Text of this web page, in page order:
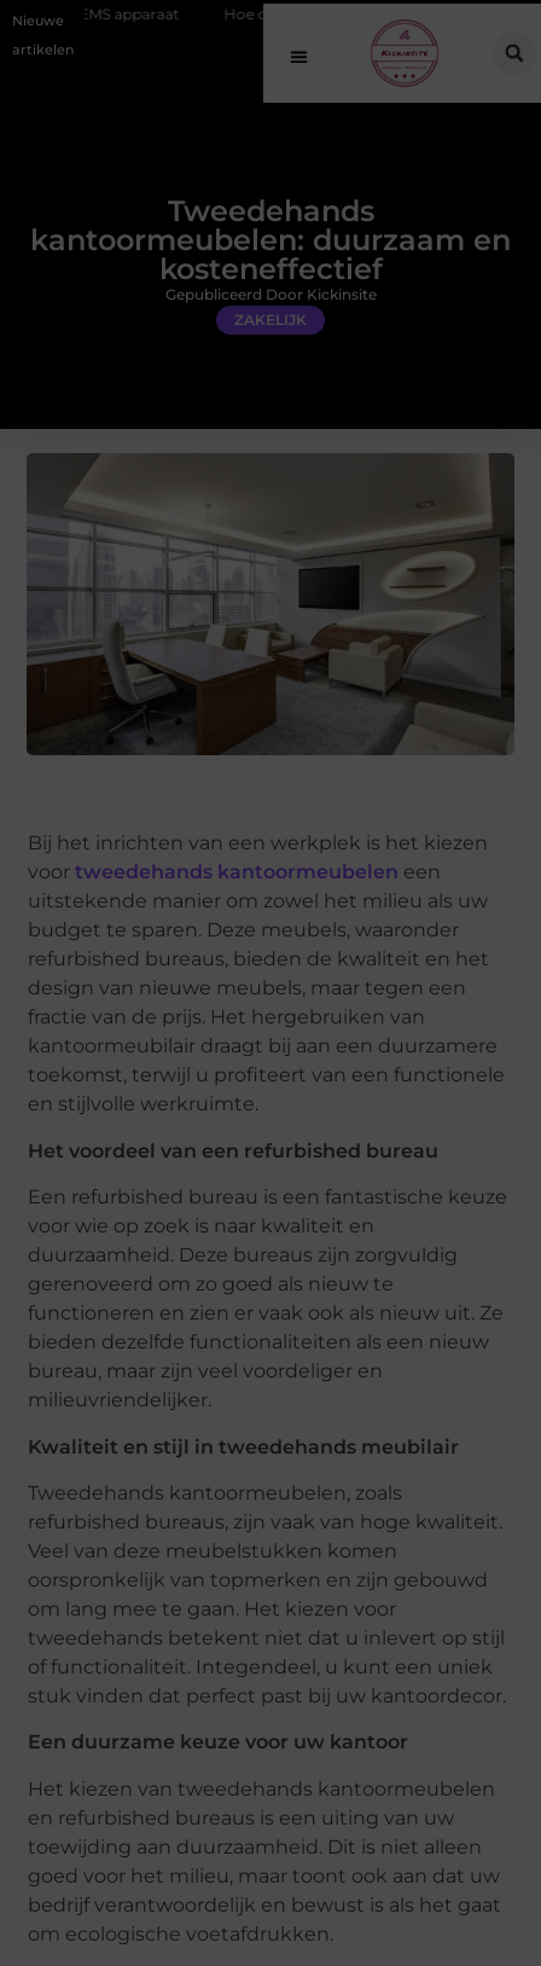
Nieuwe
artikelen
Hoe online vindbaarheid verandert in 2026
Tweedehands
kantoormeubelen: duurzaam en
kosteneffectief
ZAKELIJK
Gepubliceerd Door Kickinsite
Bij het inrichten van een werkplek is het kiezen
voortweedehands kantoormeubelen een
uitstekende manier om zowel het milieu als uw
budget te sparen. Deze meubels, waaronder
refurbished bureaus, bieden de kwaliteit en het
design van nieuwe meubels, maar tegen een
fractie van de prijs. Het hergebruiken van
kantoormeubilair draagt bij aan een duurzamere
toekomst, terwijl u profiteert van een functionele
en stijlvolle werkruimte.
Het voordeel van een refurbished bureau
Een refurbished bureau is een fantastische keuze
voor wie op zoek is naar kwaliteit en
duurzaamheid. Deze bureaus zijn zorgvuldig
gerenoveerd om zo goed als nieuw te
functioneren en zien er vaak ook als nieuw uit. Ze
bieden dezelfde functionaliteiten als een nieuw
bureau, maar zijn veel voordeliger en
milieuvriendelijker.
Kwaliteit en stijl in tweedehands meubilair
Tweedehands kantoormeubelen, zoals
refurbished bureaus, zijn vaak van hoge kwaliteit.
Veel van deze meubelstukken komen
oorspronkelijk van topmerken en zijn gebouwd
om lang mee te gaan. Het kiezen voor
tweedehands betekent niet dat u inlevert op stijl
of functionaliteit. Integendeel, u kunt een uniek
stuk vinden dat perfect past bij uw kantoordecor.
Een duurzame keuze voor uw kantoor
Het kiezen van tweedehands kantoormeubelen
en refurbished bureaus is een uiting van uw
toewijding aan duurzaamheid. Dit is niet alleen
goed voor het milieu, maar toont ook aan dat uw
bedrijf verantwoordelijk en bewust is als het gaat
om ecologische voetafdrukken.